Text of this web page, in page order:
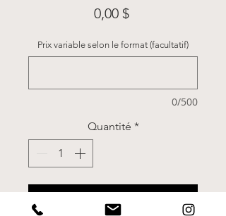
0,00 $Prix
Prix variable selon le format (facultatif)
0/500
Quantité *